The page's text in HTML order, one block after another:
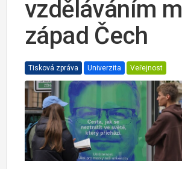
vzděláváním
západ Čech
Tisková zpráva Univerzita Veřejnost